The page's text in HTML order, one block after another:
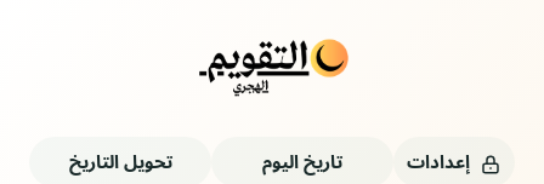
إعدادات تاريخ اليوم تحويل التاريخ